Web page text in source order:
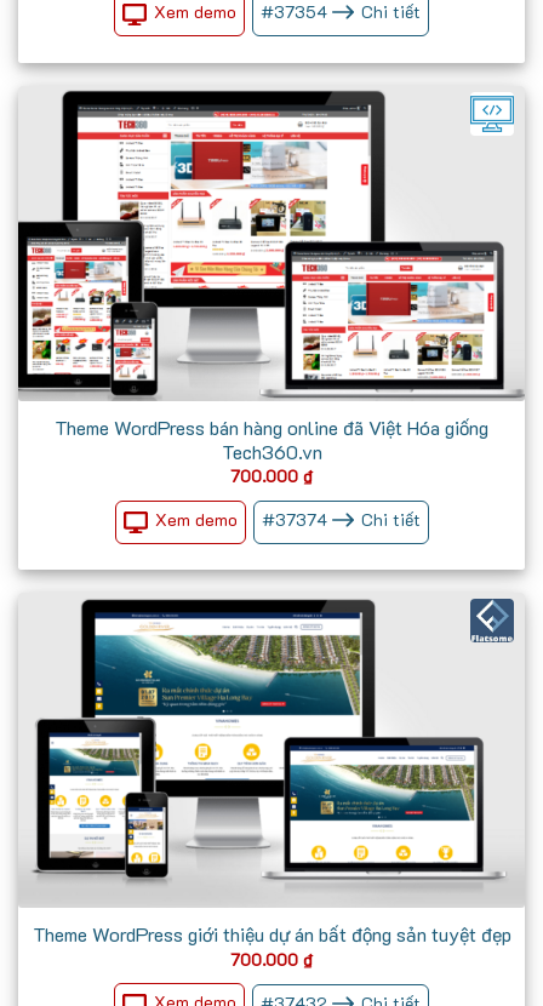
Xem demo #37354 Chi tiết
Theme WordPress bán hàng online đã Việt Hóa giống
Tech360.vn
700.000 ₫
Xem demo #37374 Chi tiết
Theme WordPress giới thiệu dự án bất động sản tuyệt đẹp
700.000 ₫